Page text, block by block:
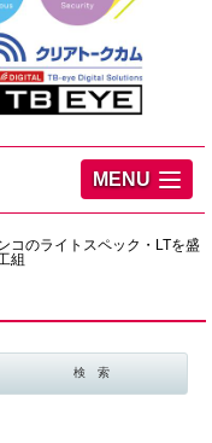
MENU
コのライトスペック・LTを盛
組